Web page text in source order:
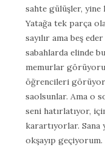
sahte gülüşler, yine
Yatağa tek parça
sayılır ama beş
sabahlarda elinde
memurlar
öğrencileri
saolsunlar. Ama o
seni hatırlatıyor,
karartıyorlar. Sana
okşayıp geçiyorum.